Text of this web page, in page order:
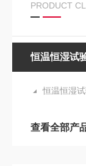
PRODUCT
恒温恒湿试
恒温恒湿
查看全部产